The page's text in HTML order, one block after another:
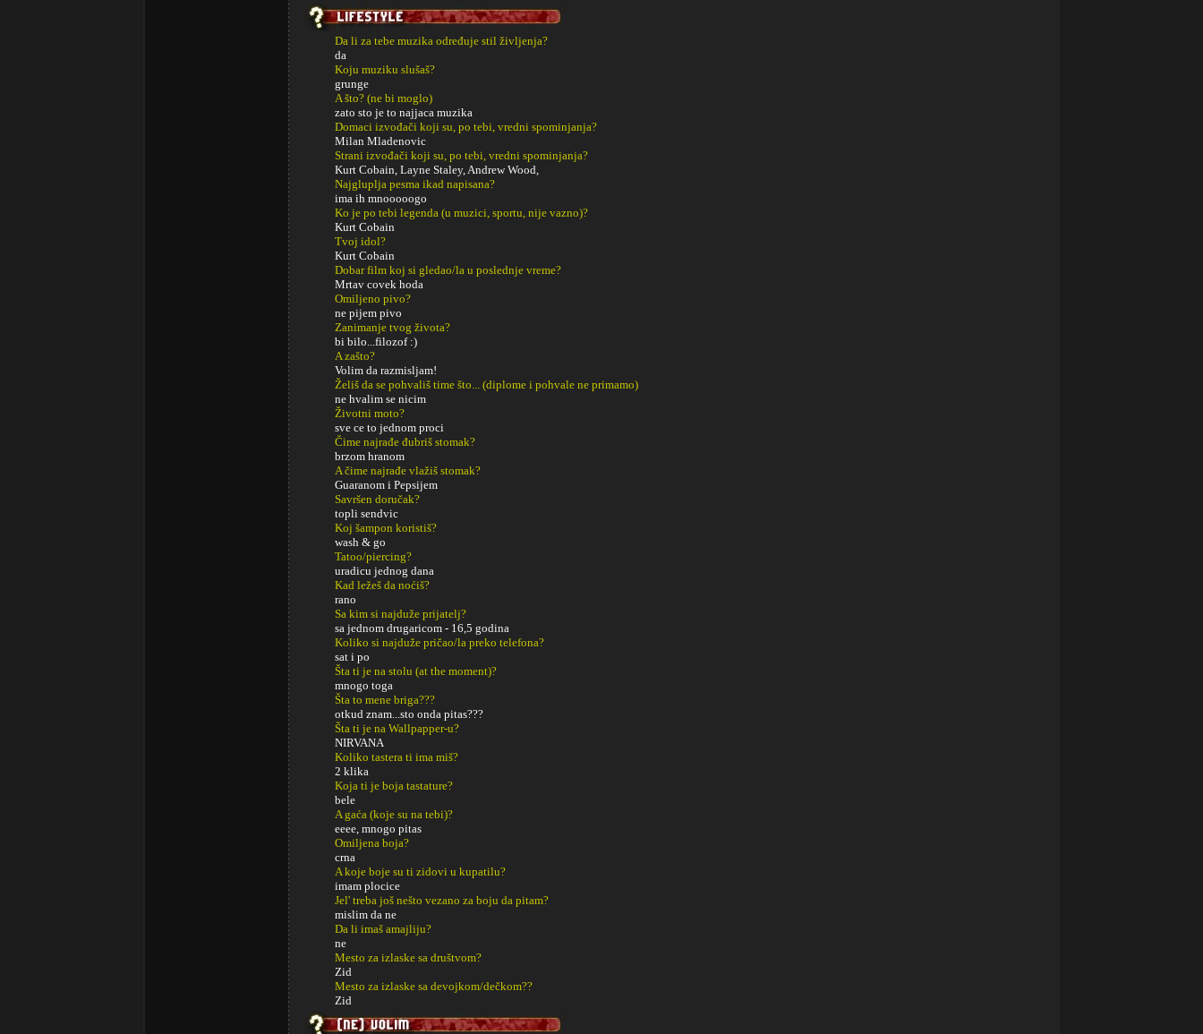
Da li za tebe muzika određuje stil življenja?
da
Koju muziku slušaš?
grunge
A što? (ne bi moglo)
zato sto je to najjaca muzika
Domaci izvođači koji su, po tebi, vredni spominjanja?
Milan Mladenovic
Strani izvođači koji su, po tebi, vredni spominjanja?
Kurt Cobain, Layne Staley, Andrew Wood,
Najgluplja pesma ikad napisana?
ima ih mnooooogo
Ko je po tebi legenda (u muzici, sportu, nije vazno)?
Kurt Cobain
Tvoj idol?
Kurt Cobain
Dobar film koj si gledao/la u poslednje vreme?
Mrtav covek hoda
Omiljeno pivo?
ne pijem pivo
Zanimanje tvog života?
bi bilo...filozof :)
A zašto?
Volim da razmisljam!
Želiš da se pohvališ time što... (diplome i pohvale ne primamo)
ne hvalim se nicim
Životni moto?
sve ce to jednom proci
Čime najrađe đubriš stomak?
brzom hranom
A čime najrađe vlažiš stomak?
Guaranom i Pepsijem
Savršen doručak?
topli sendvic
Koj šampon koristiš?
wash & go
Tatoo/piercing?
uradicu jednog dana
Kad ležeš da noćiš?
rano
Sa kim si najduže prijatelj?
sa jednom drugaricom - 16,5 godina
Koliko si najduže pričao/la preko telefona?
sat i po
Šta ti je na stolu (at the moment)?
mnogo toga
Šta to mene briga???
otkud znam...sto onda pitas???
Šta ti je na Wallpapper-u?
NIRVANA
Koliko tastera ti ima miš?
2 klika
Koja ti je boja tastature?
bele
A gaća (koje su na tebi)?
eeee, mnogo pitas
Omiljena boja?
crna
A koje boje su ti zidovi u kupatilu?
imam plocice
Jel' treba još nešto vezano za boju da pitam?
mislim da ne
Da li imaš amajliju?
ne
Mesto za izlaske sa društvom?
Zid
Mesto za izlaske sa devojkom/dečkom??
Zid